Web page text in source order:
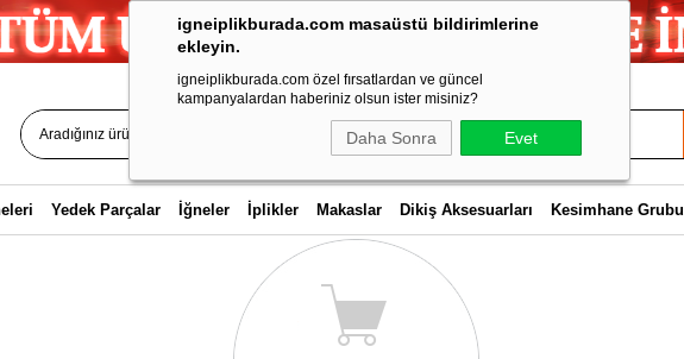
igneiplikburada.com masaüstü bildirimlerine
ekleyin.
igneiplikburada.com özel fırsatlardan ve güncel
kampanyalardan haberiniz olsun ister misiniz?
Daha Sonra Evet
Yedek Parçalar İğneler İplikler Makaslar Dikiş Aksesuarları Kesimhane Grubu